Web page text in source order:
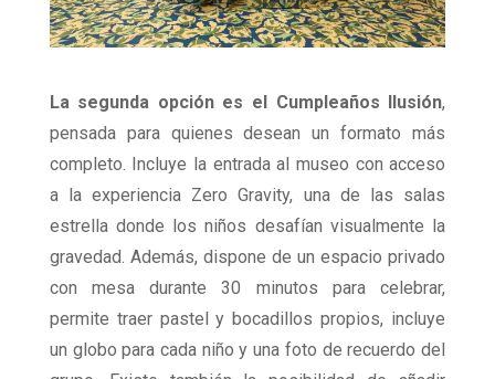
La segunda opción es el Cumpleaños Ilusión,
pensada para quienes desean un formato más
completo. Incluye la entrada al museo con acceso
a la experiencia Zero Gravity, una de las salas
estrella donde los niños desafían visualmente la
gravedad. Además, dispone de un espacio privado
con mesa durante 30 minutos para celebrar,
permite traer pastel y bocadillos propios, incluye
un globo para cada niño y una foto de recuerdo del